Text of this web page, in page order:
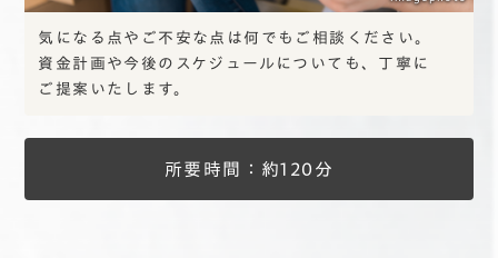
気になる点や ご不安な点は 何でも ご相談ください。
資金計画や 今後のスケジュールについても、 丁寧に
ご提案いたします。
所要時間：約120分